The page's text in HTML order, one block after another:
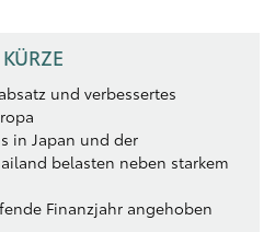
und verbessertes
in Japan und der
belasten neben starkem
Finanzjahr angehoben